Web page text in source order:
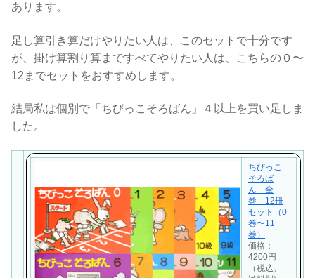
あります。
足し算引き算だけやりたい人は、このセットで十分です
が、掛け算割り算まですべてやりたい人は、こちらの０〜
12までセットをおすすめします。
結局私は個別で「ちびっこそろばん」４以上を買い足しま
した。
ちびっこ
そろば
ん 全
巻 12冊
セット（0
巻〜11
巻）
価格：
4200円
（税込、